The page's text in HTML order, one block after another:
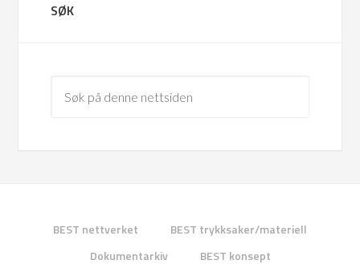
SØK
BEST nettverket
BEST trykksaker/materiell
Dokumentarkiv
BEST konsept